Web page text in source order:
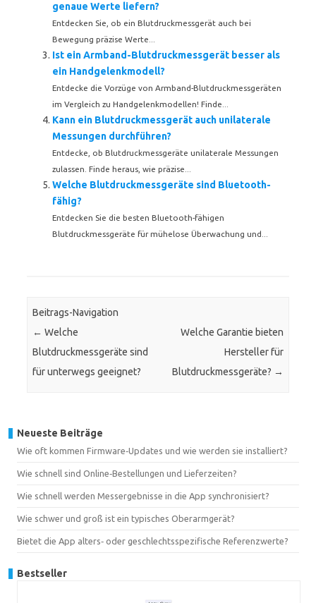
genaue Werte liefern?
Entdecken Sie, ob ein Blutdruckmessgerät auch bei
Bewegung präzise Werte...
Ist ein Armband-Blutdruckmessgerät besser als
ein Handgelenkmodell?
Entdecke die Vorzüge von Armband-Blutdruckmessgeräten
im Vergleich zu Handgelenkmodellen! Finde...
Kann ein Blutdruckmessgerät auch unilaterale
Messungen durchführen?
Entdecke, ob Blutdruckmessgeräte unilaterale Messungen
zulassen. Finde heraus, wie präzise...
Welche Blutdruckmessgeräte sind Bluetooth-
fähig?
Entdecken Sie die besten Bluetooth-fähigen
Blutdruckmessgeräte für mühelose Überwachung und...
Beitrags-Navigation
← Welche
Blutdruckmessgeräte sind
für unterwegs geeignet?
Welche Garantie bieten
Hersteller für
Blutdruckmessgeräte? →
Neueste Beiträge
Wie oft kommen Firmware‑Updates und wie werden sie installiert?
Wie schnell sind Online‑Bestellungen und Lieferzeiten?
Wie schnell werden Messergebnisse in die App synchronisiert?
Wie schwer und groß ist ein typisches Oberarmgerät?
Bietet die App alters‑ oder geschlechtsspezifische Referenzwerte?
Bestseller